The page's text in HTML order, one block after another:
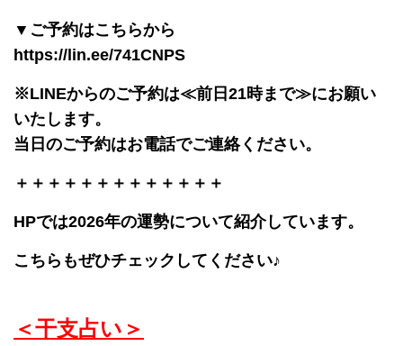
▼ご予約はこちらから
https://lin.ee/741CNPS
※LINEからのご予約は≪前日21時まで≫にお願い
いたします。
当日のご予約はお電話でご連絡ください。
＋＋＋＋＋＋＋＋＋＋＋＋＋
HPでは2026年の運勢について紹介しています。
こちらもぜひチェックしてください♪
＜干支占い＞